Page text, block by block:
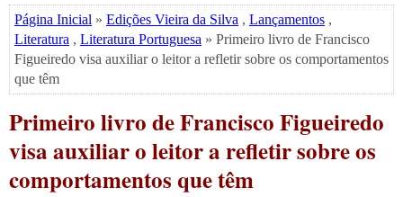
Página Inicial » Edições Vieira da Silva , Lançamentos ,
Literatura , Literatura Portuguesa » Primeiro livro de Francisco
Figueiredo visa auxiliar o leitor a refletir sobre os comportamentos
que têm
Primeiro livro de Francisco Figueiredo
visa auxiliar o leitor a refletir sobre os
comportamentos que têm